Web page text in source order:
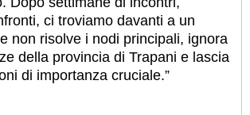
ci troviamo davanti a un
non risolve i nodi principali, ignora
della provincia di Trapani e lascia
di importanza cruciale.”